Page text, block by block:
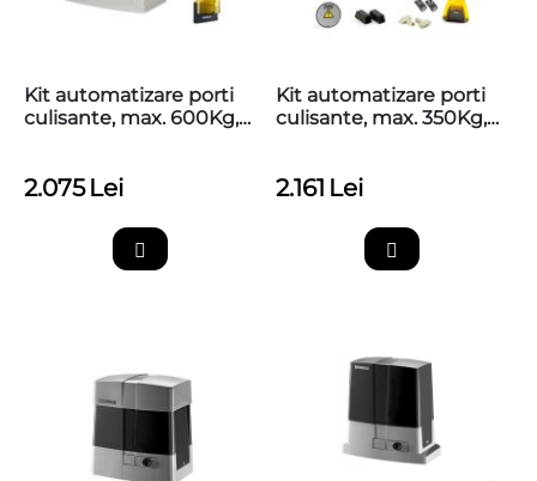
Kit automatizare porti
culisante, max. 600Kg,
2.075 Lei
Kit automatizare porti
culisante, max. 350Kg,
2.161 Lei